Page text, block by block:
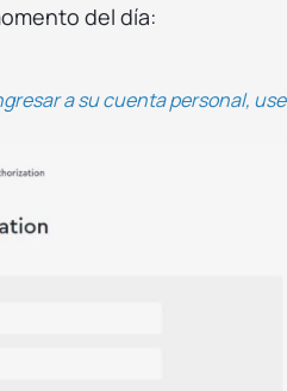
del día:
a su cuenta personal, use